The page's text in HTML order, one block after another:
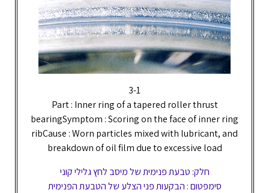
3-1
Part : Inner ring of a tapered roller thrust
bearingSymptom : Scoring on the face of inner ring
ribCause : Worn particles mixed with lubricant, and
breakdown of oil film due to excessive load
חלק: טבעת פנימית של מיסב לחץ גלילי קוני
סימפטום : הבקעות פני הצלע של הטבעת הפנימית